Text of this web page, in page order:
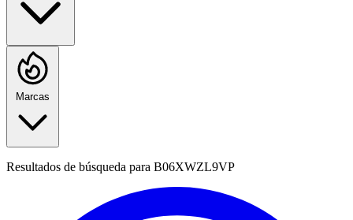
Marcas
Resultados de búsqueda para B06XWZL9VP